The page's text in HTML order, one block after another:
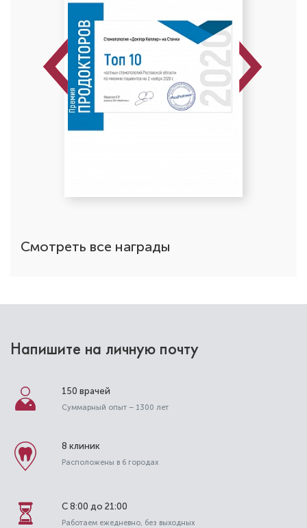
Шлеина Яна Михайловна
Абачараев Асадуллах
Мурсаидович
Стоматолог-терапевт
Стаж работы: 9 лет
Previous Next
Смотреть все награды
Напишите на личную почту
150 врачей
Суммарный опыт – 1300 лет
8 клиник
Расположены в 6 городах
С 8:00 до 21:00
Работаем ежедневно, без выходных